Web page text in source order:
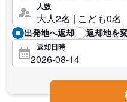
人数
出発地へ返却 返却地を
返却日時